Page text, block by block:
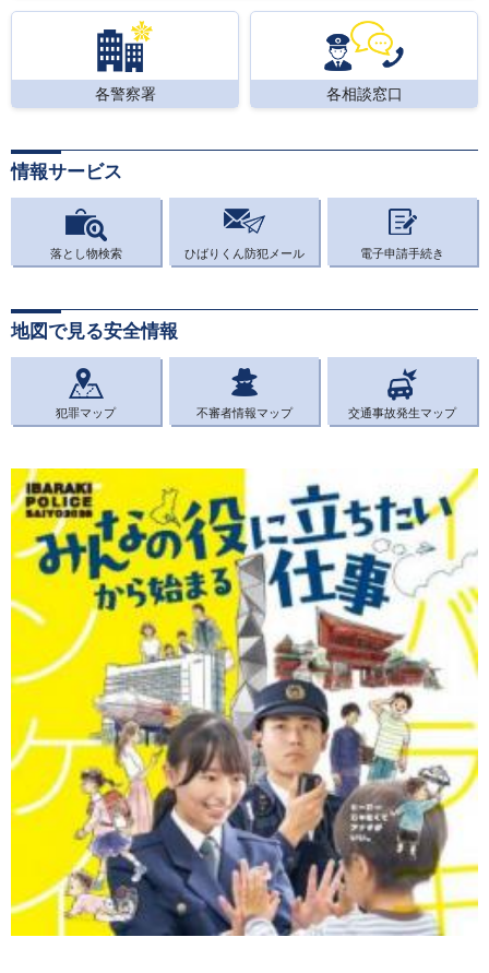
各警察署 各相談窓口
情報サービス
落とし物検索 ひばりくん防犯メール 電子申請手続き
地図で見る安全情報
犯罪マップ 不審者情報マップ 交通事故発生マップ